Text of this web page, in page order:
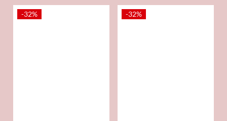
-32% -32%